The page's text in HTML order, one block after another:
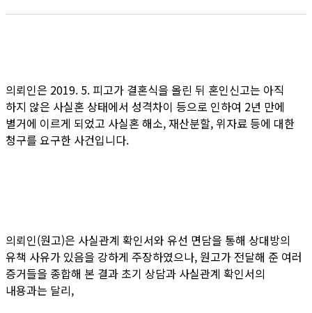
의뢰인은 2019. 5. 피고가 결혼식을 올린 뒤 혼인신고는 아직
하지 않은 사실혼 상태에서 성격차이 등으로 인하여 2년 만에
별거에 이르게 되었고 사실혼 해소, 재산분할, 위자료 등에 대한
청구를 요구한 사건입니다.
의뢰인(원고)은 사실관계 확인서와 유선 면담을 통해 상대방의
유책 사유가 있음을 강하게 주장하였으나, 원고가 전달해 준 여러
증거들을 종합해 본 결과 초기 상담과 사실관계 확인서의
내용과는 달리,